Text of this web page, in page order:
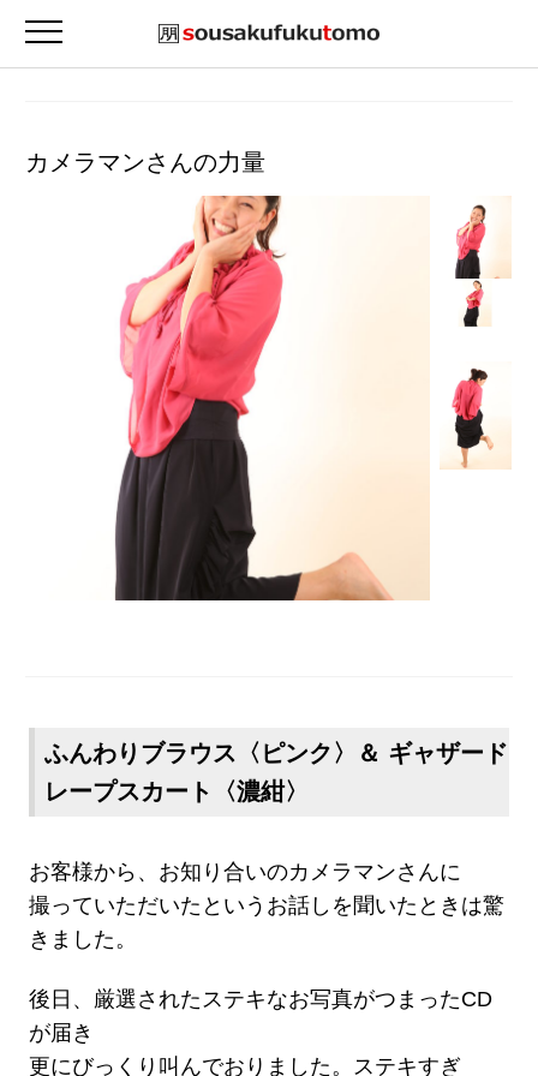
カメラマンさんの力量
ふんわりブラウス〈ピンク〉＆ ギャザード
レープスカート〈濃紺〉
お客様から、お知り合いのカメラマンさんに
撮っていただいた というお話しを聞いたときは驚
きました。
後日、厳選されたステキなお写真がつまったCD
が届き
更にびっくり叫んでおりました。
ステキすぎ